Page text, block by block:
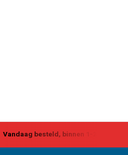
Vandaag besteld, binnen 1-2 dagen